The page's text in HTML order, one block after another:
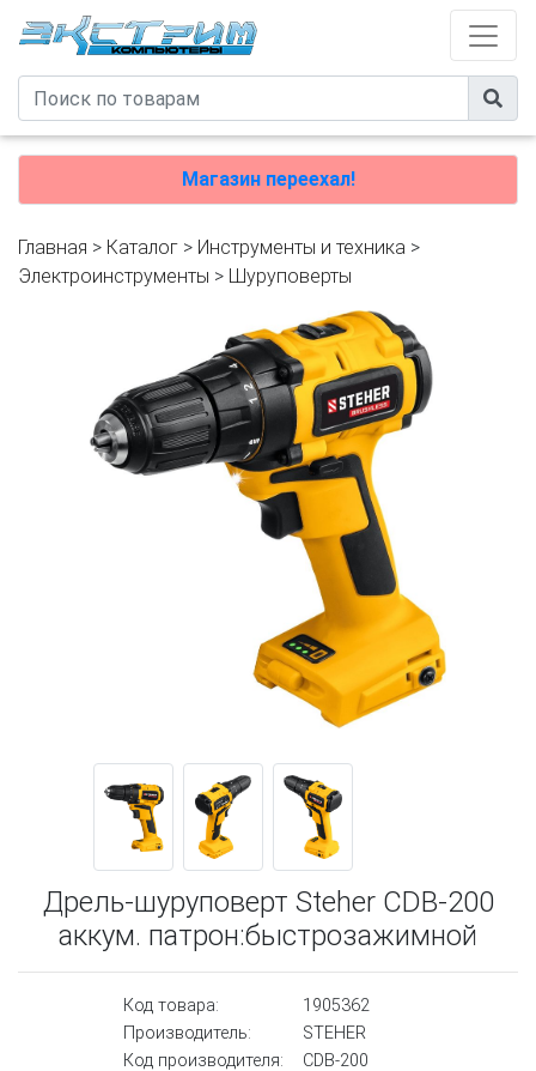
Магазин переехал!
Главная > Каталог > Инструменты и техника >
Электроинструменты > Шуруповерты
Дрель-шуруповерт Steher CDB-200
аккум. патрон:быстрозажимной
Код товара:
1905362
Производитель:
STEHER
Код производителя:
CDB-200